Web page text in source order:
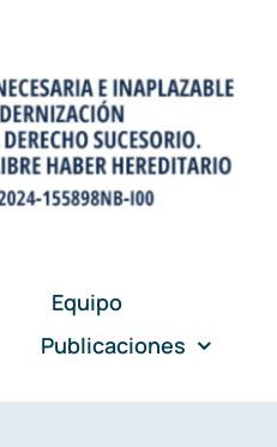
Equipo
Publicaciones